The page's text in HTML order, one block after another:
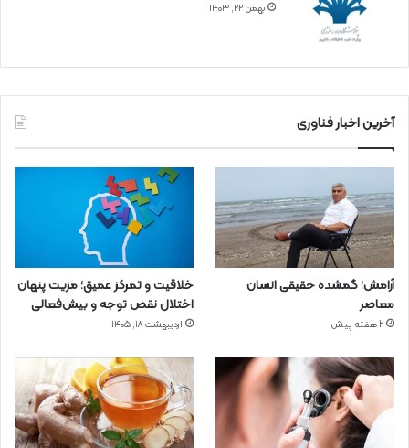
بهمن ۲۲, ۱۴۰۳
آخرین اخبار فناوری
آرامش؛ گمشده حقیقی انسان
معاصر
2 هفته پیش
خلاقیت و تمرکز عمیق؛ مزیت پنهان
اختلال نقص توجه و بیش‌فعالی
اردیبهشت ۱۸, ۱۴۰۵